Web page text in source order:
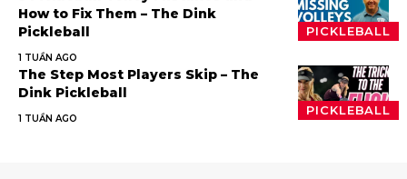
PICKLEBALL
How to Fix Them – The Dink
Pickleball
1 TUẦN AGO
PICKLEBALL
The Step Most Players Skip – The
Dink Pickleball
1 TUẦN AGO